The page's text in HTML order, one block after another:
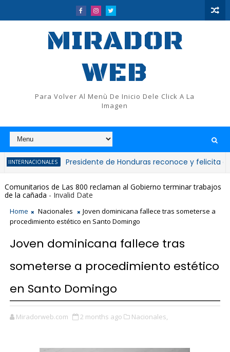
MIRADOR
WEB
Para Volver Al Menù De Inicio Dele Click A La
Imagen
Presidente de Honduras reconoce y felicita al
Comunitarios de Las 800 reclaman al Gobierno terminar trabajos
de la cañada - Invalid Date
Home Nacionales
Joven dominicana fallece tras someterse a
procedimiento estético en Santo Domingo
Joven dominicana fallece tras
someterse a procedimiento estético
en Santo Domingo
Miradorweb.com 2 months ago Nacionales,